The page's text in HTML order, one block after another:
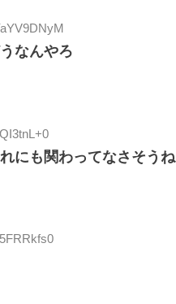
なんやろ
にも関わってなさそうね